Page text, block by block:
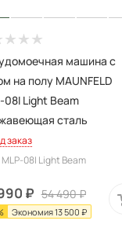
машина c
на полу MAUNFELD
08I Light Beam
сталь
заказ
08I Light Beam
₽ 54 490₽
Экономия13 500 ₽